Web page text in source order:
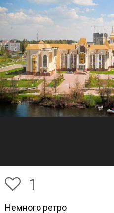
1
Немного ретро